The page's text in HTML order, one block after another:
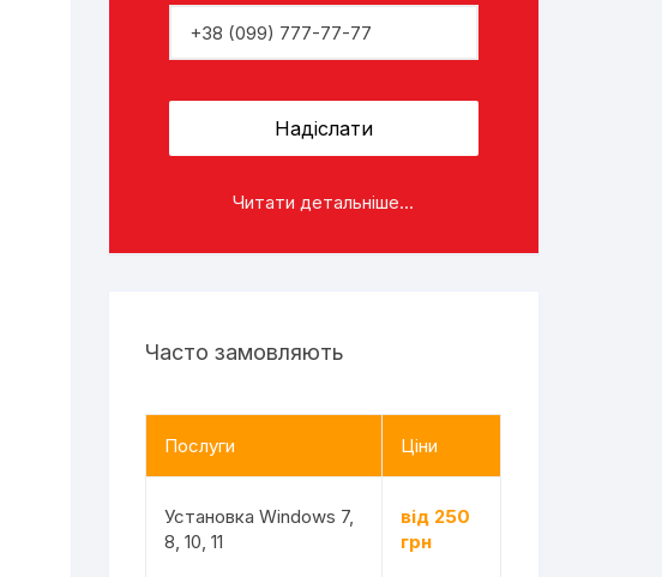
Читати детальніше...
Часто замовляють
Послуги Ціни
Установка Windows 7,
8, 10, 11
від 250
грн